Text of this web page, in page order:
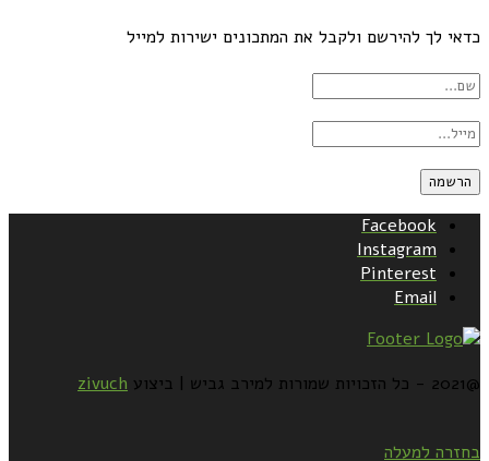
כדאי לך להירשם ולקבל את המתכונים ישירות למייל
Facebook
Instagram
Pinterest
Email
@2021 - כל הזכויות שמורות למירב גביש | ביצוע zivuch
בחזרה למעלה